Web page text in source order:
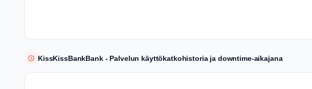
KissKissBankBank - Palvelun käyttökatkohistoria ja downtime-aikajana